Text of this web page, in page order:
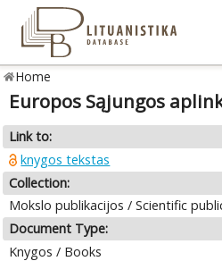
Home
Europos Sąjungos
Link to:
knygos tekstas
Collection:
Mokslo publikacijos / Scientific
Document Type:
Knygos / Books